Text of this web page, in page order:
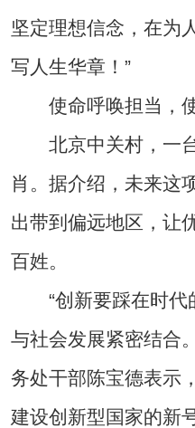
坚定理想信念，在为
写人生华章！”
使命呼唤担当，使
北京中关村，一台
肖。据介绍，未来这
出带到偏远地区，让
百姓。
“创新要踩在时代
与社会发展紧密结合
务处干部陈宝德表示
建设创新型国家的新